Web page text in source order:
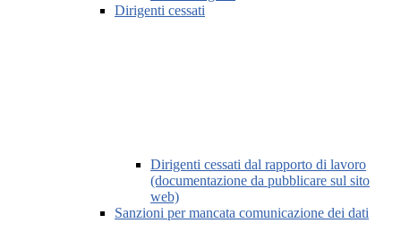
Dirigenti cessati
Dirigenti cessati dal rapporto di lavoro
(documentazione da pubblicare sul sito
web)
Sanzioni per mancata comunicazione dei dati